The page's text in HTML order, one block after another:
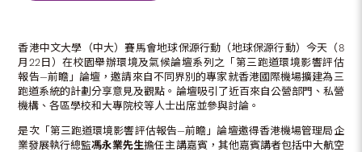
香港中文大學（中大）賽馬會地球保源行動（地球保源行動）今天（8
月22日）在校園舉辦環境及氣候論壇系列之「第三跑道環境影響評估
報告—前瞻」論壇，邀請來自不同界別的專家就香港國際機場擴建為三
跑道系統的計劃分享意見及觀點。論壇吸引了近百來自公營部門、私營
機構、各區學校和大專院校等人士出席並參與討論。
是次「第三跑道環境影響評估報告—前瞻」論壇邀得香港機場管理局企
業發展執行總監馮永業先生擔任主講嘉賓，其他嘉賓講者包括中大航空